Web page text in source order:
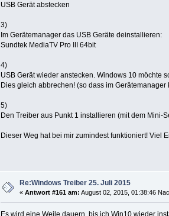
USB Gerät abstecken
3)
Im Gerätemanager das USB Geräte deinstallieren:
Sundtek MediaTV Pro III 64bit
4)
USB Gerät wieder anstecken. Windows 10 möchte
Dies gleich abbrechen! (so dass im
5)
Den Treiber aus Punkt 1 installieren (mit dem Mini-
Dieser Weg hat bei mir zumindest funktioniert! Viel
Re:Windows Treiber 25. Juli 2015
«Antwort #161 am: August 02, 2015, 01:38:46